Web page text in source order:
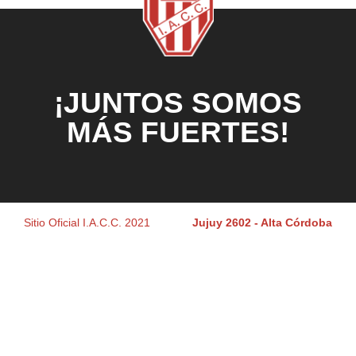
¡JUNTOS SOMOS
MÁS FUERTES!
Sitio Oficial I.A.C.C. 2021 Jujuy 2602 - Alta Córdoba